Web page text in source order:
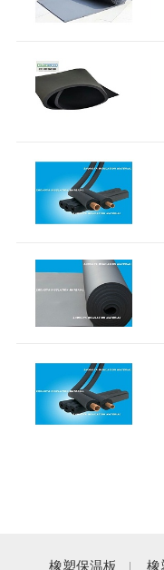
橡塑保温板 橡